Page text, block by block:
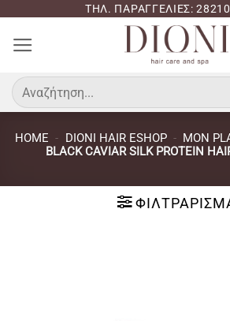
περιεχόμενο
ΤΗΛ. ΠΑΡΑΓΓΕΛΙΕΣ:
Αναζήτηση
για:
HOME - DIONI HAIR ESHOP - MON
BLACK CAVIAR SILK PROTEIN